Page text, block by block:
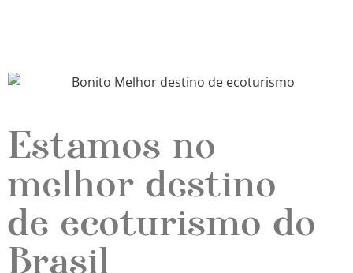
Estamos no
melhor destino
de ecoturismo do
Brasil